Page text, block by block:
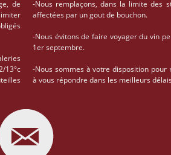
de
13°c
-Nous remplaçons, dans la limite des
affectées par un gout de bouchon.
-Nous évitons de faire voyager du vin
1er septembre.
-Nous sommes à votre disposition pour
à vous répondre dans les meilleurs